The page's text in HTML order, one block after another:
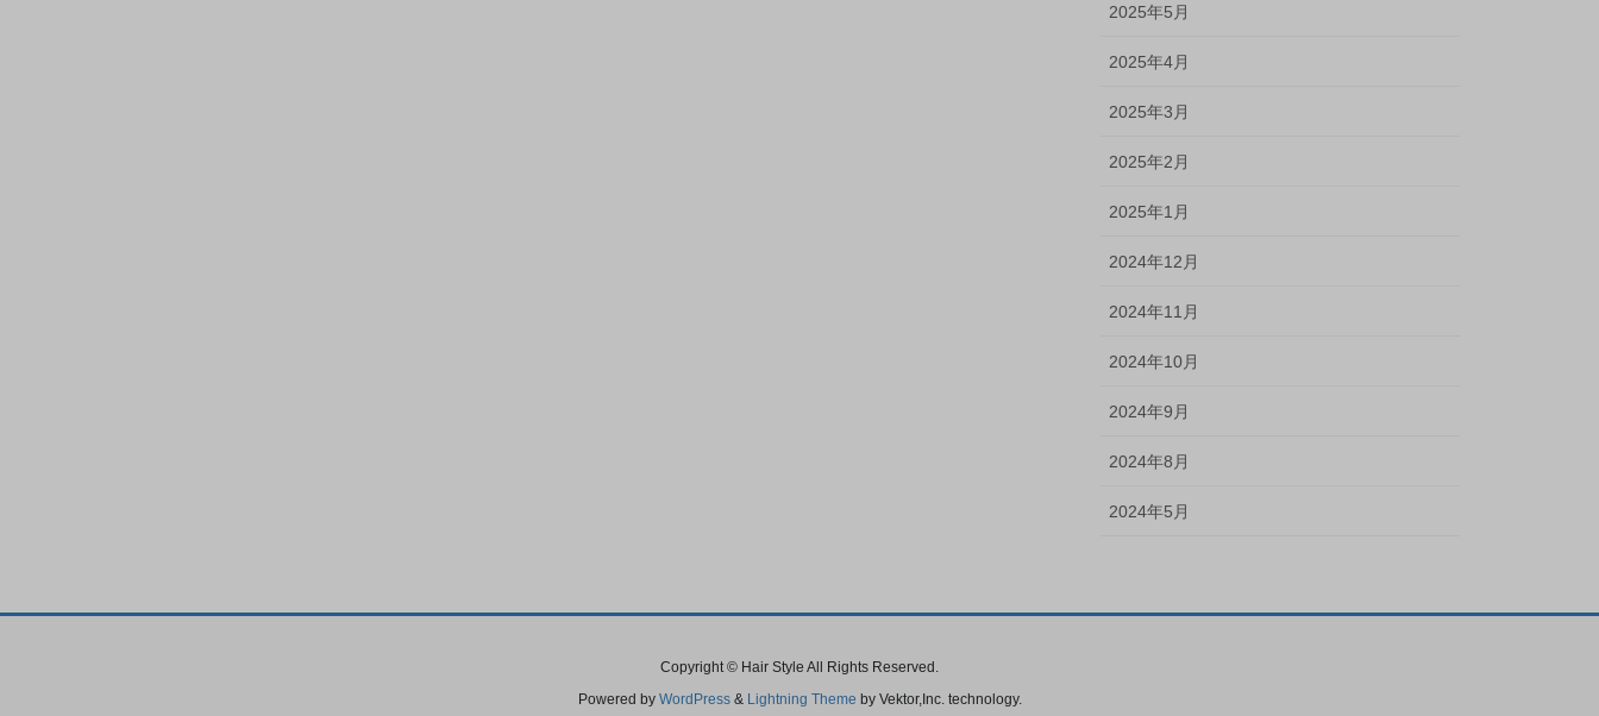
2025年5月
2025年4月
2025年3月
2025年2月
2025年1月
2024年12月
2024年11月
2024年10月
2024年9月
2024年8月
2024年5月
Copyright © Hair Style All Rights Reserved.
Powered by WordPress& Lightning Theme by Vektor,Inc. technology.